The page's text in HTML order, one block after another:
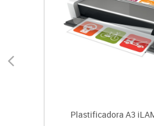
Plastificadora A3